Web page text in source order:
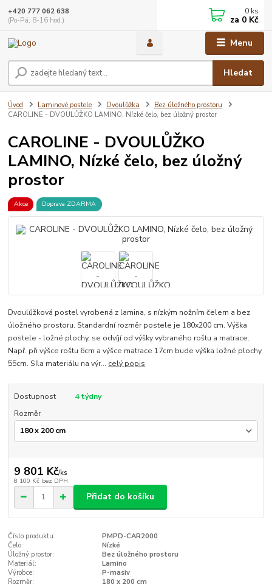
Menu
Hledat
+420 777 062 638
(Po-Pá, 8-16 hod.)
0 ks
za 0 Kč
Úvod Laminové postele Dvoulůžka
Bez úložného prostoru
CAROLINE - DVOULŮŽKO LAMINO, Nízké čelo, bez úložný prostor
CAROLINE - DVOULŮŽKO
LAMINO, Nízké čelo, bez úložný
prostor
Akce Doprava ZDARMA
Dvoulůžková postel vyrobená z lamina, s nízkým nožním čelem a bez
úložného prostoru. Standardní rozměr postele je 180x200 cm. Výška
postele - ložné plochy, se odvíjí od výšky vybraného roštu a matrace.
Např. při výšce roštu 6cm a výšce matrace 17cm bude výška ložné plochy
55cm. Síla materiálu na výr... celý popis
Dostupnost
4 týdny
Rozměr
9 801 Kč/ks
8 100 Kč bez DPH
Přidat do košíku
Číslo produktu:
PMPD-CAR2000
Čelo:
Nízké
Úložný prostor:
Bez úložného prostoru
Materiál:
Lamino
Výrobce:
P-masiv
Rozměr:
180 x 200 cm